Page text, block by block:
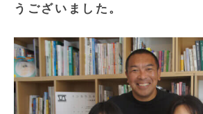
うございました。